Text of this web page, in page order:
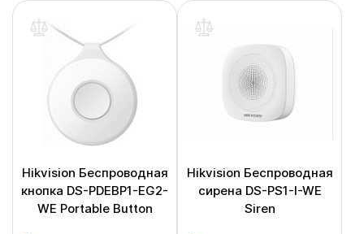
Hikvision Беспроводная
кнопка DS-PDEBP1-EG2-
WE Portable Button
Hikvision Беспроводная
сирена DS-PS1-I-WE
Siren